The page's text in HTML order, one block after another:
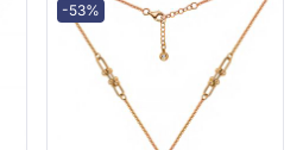
-53%